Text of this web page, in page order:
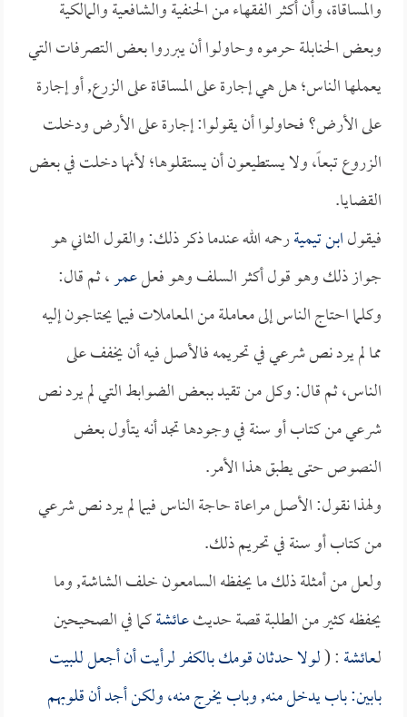
والمساقاة، وأن أكثر الفقهاء من الحنفية والشافعية والمالكية
وبعض الحنابلة حرموه وحاولوا أن يبرروا بعض التصرفات التي
يعملها الناس؛ هل هي إجارة على المساقاة على الزرع, أو إجارة
على الأرض؟ فحاولوا أن يقولوا: إجارة على الأرض ودخلت
الزروع تبعاً، ولا يستطيعون أن يستقلوها؛ لأنها دخلت في بعض
القضايا.
فيقولابن تيميةرحمه الله عندما ذكر ذلك: والقول الثاني هو
جواز ذلك وهو قول أكثر السلف وهو فعلعمر، ثم قال:
وكلما احتاج الناس إلى معاملة من المعاملات فيما يحتاجون إليه
مما لم يرد نص شرعي في تحريمه فالأصل فيه أن يخفف على
الناس، ثم قال: وكل من تقيد ببعض الضوابط التي لم يرد نص
شرعي من كتاب أو سنة في وجودها تجد أنه يتأول بعض
النصوص حتى يطبق هذا الأمر.
ولهذا نقول: الأصل مراعاة حاجة الناس فيما لم يرد نص شرعي
من كتاب أو سنة في تحريم ذلك.
ولعل من أمثلة ذلك ما يحفظه السامعون خلف الشاشة, وما
يحفظه كثير من الطلبة قصة حديثعائشةكما في الصحيحين
لـعائشة: (لولا حدثان قومك بالكفر لرأيت أن أجعل للبيت
بابين: باب يدخل منه, وباب يخرج منه، ولكن أجد أن قلوبهم